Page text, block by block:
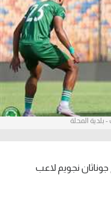
المحلة
جوناثان نجويم لاعب